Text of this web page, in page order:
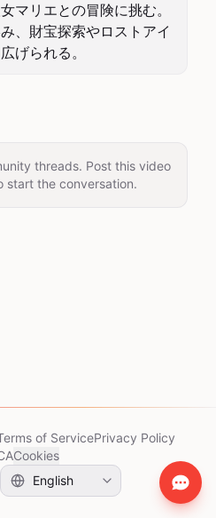
マリエとの冒険に挑む。
、財宝探索やロストアイ
げられる。
threads. Post this video
start the conversation.
of ServicePrivacy Policy
Cookies